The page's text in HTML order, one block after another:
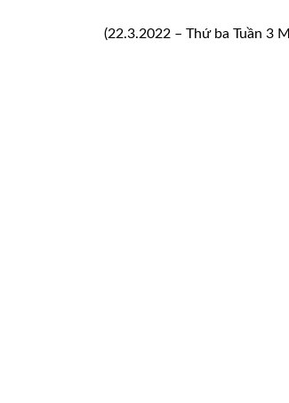
(22.3.2022 – Thứ ba Tuần 3